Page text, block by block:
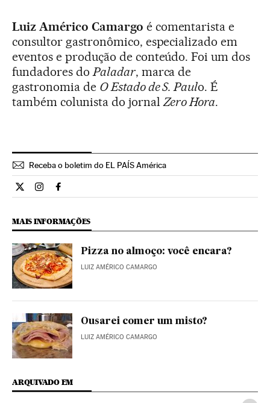
Luiz Américo Camargo é comentarista e
consultor gastronômico, especializado em
eventos e produção de conteúdo. Foi um dos
fundadores doPaladar, marca de
gastronomia de O Estado de S. Paulo. É
também colunista do jornalZero Hora.
Receba o boletim do EL PAÍS América
Opiniao El País Brasil en Twitter
Opiniao El País Brasil en Instagram
Opiniao El País Brasil en Facebook
MAIS INFORMAÇÕES
Pizza no almoço: você encara?
LUIZ AMÉRICO CAMARGO
Ousarei comer um misto?
LUIZ AMÉRICO CAMARGO
ARQUIVADO EM